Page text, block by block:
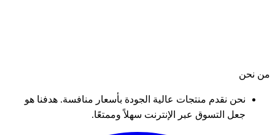
من نحن
نحن نقدم منتجات عالية الجودة بأسعار منافسة. هدفنا هو
جعل التسوق عبر الإنترنت سهلاً وممتعًا.